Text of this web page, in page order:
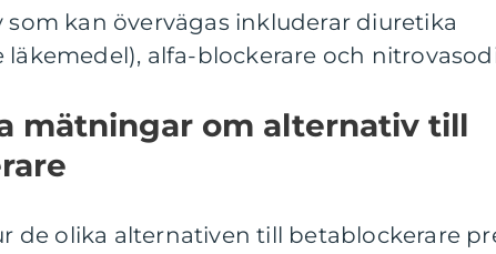
kan övervägas inkluderar diuretika
alfa-blockerare och
mätningar om alternativ till
de olika alternativen till betablockerare